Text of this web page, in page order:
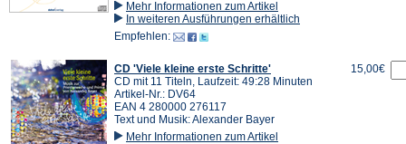
Mehr Informationen zum Artikel
In weiteren Ausführungen erhältlich
Empfehlen:
CD 'Viele kleine erste Schritte'
CD mit 11 Titeln, Laufzeit: 49:28 Minuten
Artikel-Nr.: DV64
EAN 4 280000 276117
Text und Musik: Alexander Bayer
Mehr Informationen zum Artikel
15,00€